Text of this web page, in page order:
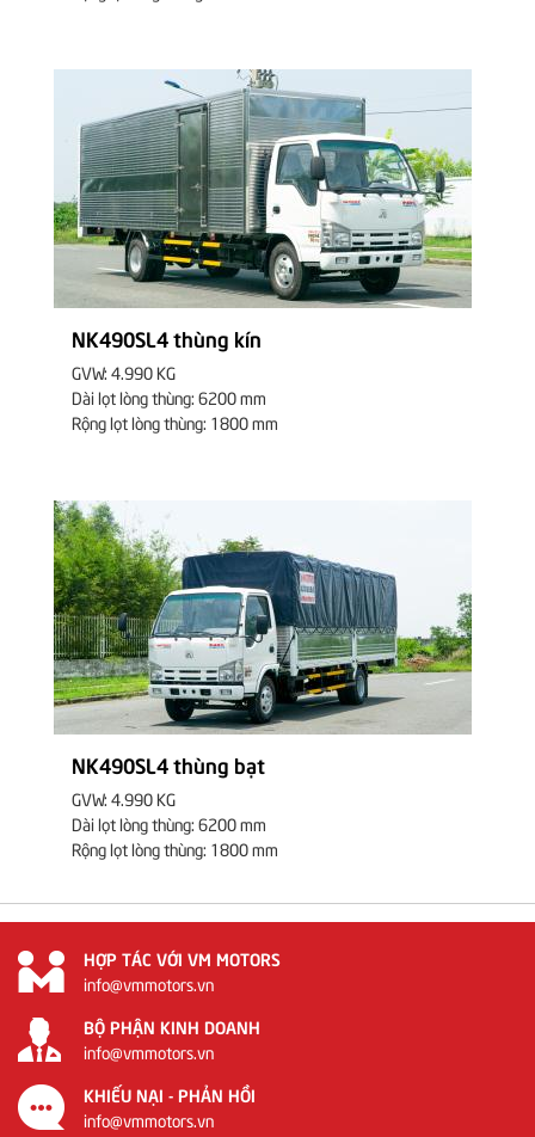
NK490SL4 thùng kín
GVW: 4.990 KG
Dài lọt lòng thùng: 6200 mm
Rộng lọt lòng thùng: 1800 mm
NK490SL4 thùng bạt
GVW: 4.990 KG
Dài lọt lòng thùng: 6200 mm
Rộng lọt lòng thùng: 1800 mm
HỢP TÁC VỚI VM MOTORS
info@vmmotors.vn
BỘ PHẬN KINH DOANH
info@vmmotors.vn
KHIẾU NẠI - PHẢN HỒI
info@vmmotors.vn